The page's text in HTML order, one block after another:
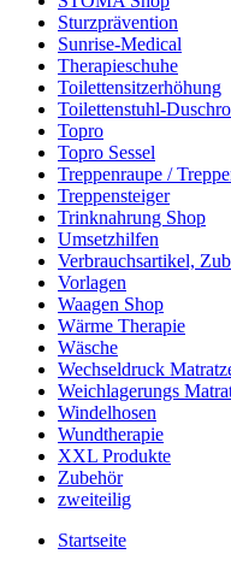
Sturzprävention
Sunrise-Medical
Therapieschuhe
Toilettensitzerhöhung
Toilettenstuhl-
Topro
Topro Sessel
Treppenraupe /
Treppensteiger
Trinknahrung Shop
Umsetzhilfen
Verbrauchsartikel,
Vorlagen
Waagen Shop
Wärme Therapie
Wäsche
Wechseldruck
Weichlagerungs
Windelhosen
Wundtherapie
XXL Produkte
Zubehör
zweiteilig
Startseite